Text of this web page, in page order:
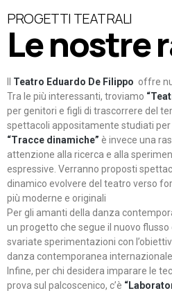
PROGETTI TEATRALI
Le nostre
Teatro Eduardo De Filippo offre
Tra le più interessanti, troviamo
per genitori e figli di trascorrere del
spettacoli appositamente studiati per
“Tracce dinamiche” è invece una
attenzione alla ricerca e alla
espressive. Verranno proposti
dinamico evolvere del teatro verso
più moderne e originali
Per gli amanti della danza
un progetto che segue il nuovo flusso
svariate sperimentazioni con
danza contemporanea internazionale
Infine, per chi desidera imparare le
prova sul palcoscenico, c’è